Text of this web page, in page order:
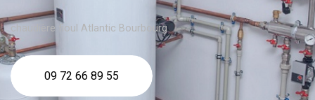
chaudière fioul Atlantic Bourbourg
09 72 66 89 55